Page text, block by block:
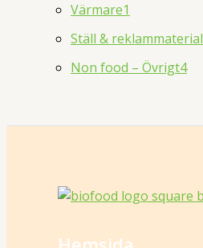
Värmare1
Ställ & reklammaterial
Non food – Övrigt4